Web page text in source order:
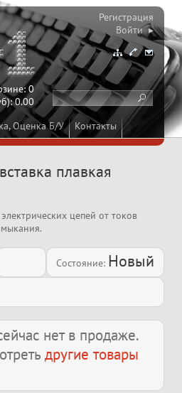
Оценка Б/У Контакты
0
0.00
Регистрация
Войти ▸
плавкая
цепей от токов
Состояние: Новый
нет в продаже.
другие товары